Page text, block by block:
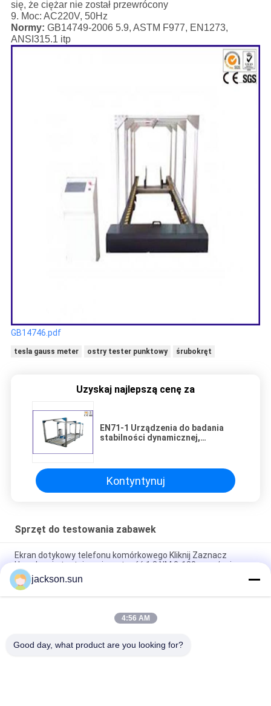
się, że ciężar nie został przewrócony
9. Moc: AC220V, 50Hz
Normy: GB14749-2006 5.9, ASTM F977, EN1273,
ANSI315.1 itp
GB14746.pdf
tesla gauss meter ostry tester punktowy śrubokręt
Uzyskaj najlepszą cenę za
EN71-1 Urządzenia do badania
stabilności dynamicznej,
Kontyntynuj
Sprzęt do testowania zabawek
Ekran dotykowy telefonu komórkowego Kliknij Zaznacz
Urządzenie testujące żywotność 1,3 NM 0-180 razy / min
ISO 8124-4 6.3 Maszyna do testowania wytrzymałości i barier
dynamicznych zabawek
IS 9873-4 ISO 8124-4 6.1.2 Huśtawki i zabawki ruchowe Tester
jackson.sun
4:56 AM
Good day, what product are you looking for?